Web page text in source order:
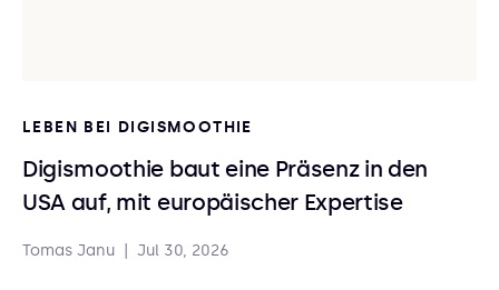
LEBEN BEI DIGISMOOTHIE
Digismoothie baut eine Präsenz in den
USA auf, mit europäischer Expertise
Tomas Janu Jul 30, 2026